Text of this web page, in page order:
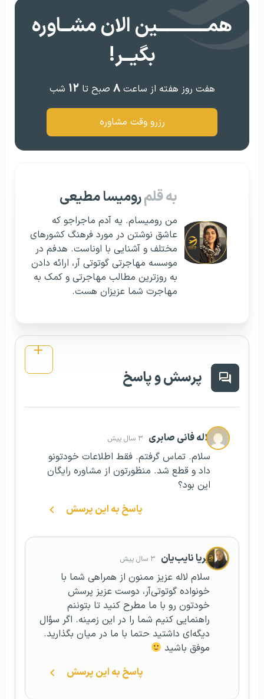
همــــــــــــین الان مشــاوره
بگیــر!
هفت روز هفته از ساعت۸ صبح تا۱۲ شب
رزرو وقت مشاوره
به قلمرومیسا مطیعی
من رومیسام. یه آدم ماجراجو که
عاشق نوشتن در مورد فرهنگ کشورهای
مختلف و آشنایی با اوناست. هدفم در
موسسه مهاجرتی گوتوتی آر، ارائه دادن
به روزترین مطالب مهاجرتی و کمک به
مهاجرت شما عزیزان هست.
پرسش و پاسخ
لاله فانی صابری ۳ سال پیش
سلام. تماس گرفتم. فقط اطلاعات خودتونو
داد و قطع شد. منظورتون از مشاوره رایگان
این بود؟
پاسخ به این پرسش
پریا نایب‌یان ۳ سال پیش
سلام لاله عزیز ممنون از همراهی شما با
خونواده گوتوتی‌آر، دوست عزیز پرسش
خودتون رو با ما مطرح کنید تا بتوننم
راهنمایی کنیم شما را در این زمینه. اگر سؤال
دیگه‌ای داشتید حتما با ما در میان بگذارید.
موفق باشید
پاسخ به این پرسش